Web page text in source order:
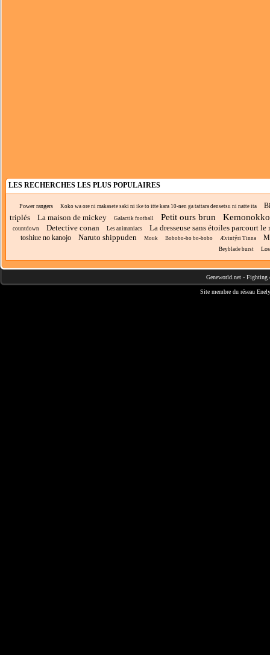
LES RECHERCHES LES PLUS POPULAIRES
Power rangers Koko wa ore ni makasete saki ni ike to itte kara 10-nen ga tattara densetsu ni natte ita
triplés La maison de mickey Galactik football Petit ours brun
countdown Detective conan Les animaniacs La dresseuse sans étoiles parcourt le
toshiue no kanojo Naruto shippuden Mouk Bobobo-bo bo-bobo Ævintýri Tinna
Beyblade burst
Geneworld.net - Fighting
Site membre du réseau